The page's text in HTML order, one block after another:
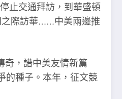
止交通拜訪，到華盛頓
之際訪華……中美兩邊推
奇，譜中美友情新篇
的種子。本年，征文競